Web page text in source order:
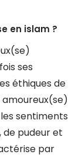
en islam ?
ses
éthiques de
amoureux(se)
sentiments
pudeur et
par